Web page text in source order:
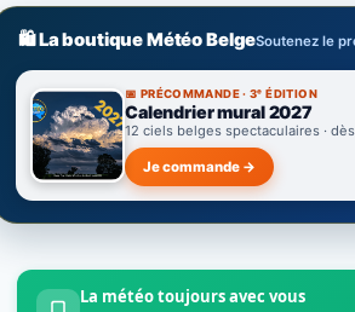
🛍️ La boutique Météo BelgeSoutenez le
📅 PRÉCOMMANDE · 3ᵉ ÉDITION
Calendrier mural 2027
12 ciels belges spectaculaires ·
Je commande →
La météo toujours avec vous